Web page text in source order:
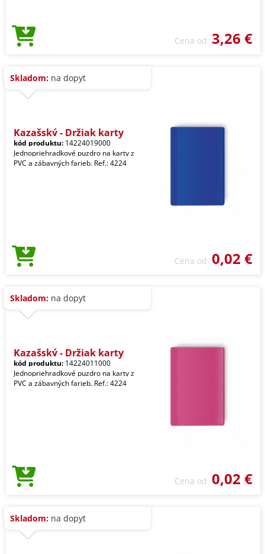
Cena od 3,26 €
Skladom: na dopyt
Kazašský - Držiak karty
kód produktu: 14224019000
Jednopriehradkové puzdro na karty z
PVC a zábavných farieb. Ref.: 4224
Cena od 0,02 €
Skladom: na dopyt
Kazašský - Držiak karty
kód produktu: 14224011000
Jednopriehradkové puzdro na karty z
PVC a zábavných farieb. Ref.: 4224
Cena od 0,02 €
Skladom: na dopyt